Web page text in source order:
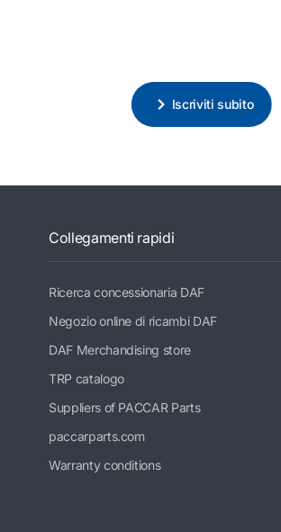
Iscriviti subito
Collegamenti rapidi
Ricerca concessionaria DAF
Negozio online di ricambi DAF
DAF Merchandising store
TRP catalogo
Suppliers of PACCAR Parts
paccarparts.com
Warranty conditions